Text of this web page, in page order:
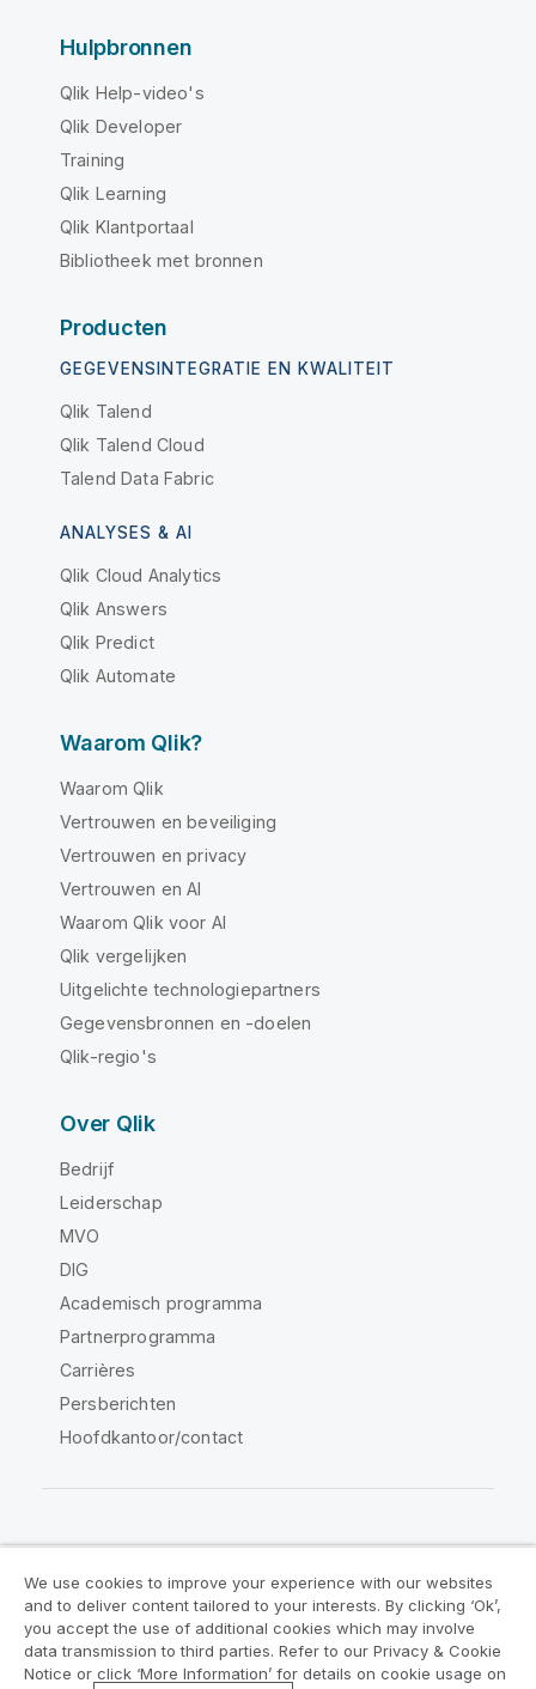
Hulpbronnen
Qlik Help-video's
Qlik Developer
Training
Qlik Learning
Qlik Klantportaal
Bibliotheek met bronnen
Producten
GEGEVENSINTEGRATIE EN KWALITEIT
Qlik Talend
Qlik Talend Cloud
Talend Data Fabric
ANALYSES & AI
Qlik Cloud Analytics
Qlik Answers
Qlik Predict
Qlik Automate
Waarom Qlik?
Waarom Qlik
Vertrouwen en beveiliging
Vertrouwen en privacy
Vertrouwen en AI
Waarom Qlik voor AI
Qlik vergelijken
Uitgelichte technologiepartners
Gegevensbronnen en -doelen
Qlik-regio's
Over Qlik
Bedrijf
Leiderschap
MVO
DIG
Academisch programma
Partnerprogramma
Carrières
Persberichten
Hoofdkantoor/contact
Juridische overeenkomsten
Productvoorwaarden
Legal Policies
We use cookies to improve your experience with our websites
and to deliver content tailored to your interests. By clicking ‘Ok’,
you accept the use of additional cookies which may involve
data transmission to third parties. Refer to our Privacy & Cookie
Notice or click ‘More Information’ for details on cookie usage on